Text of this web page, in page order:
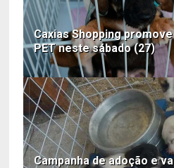
Caxias Shopping
PET neste sábado (27)
Campanha de adoção e